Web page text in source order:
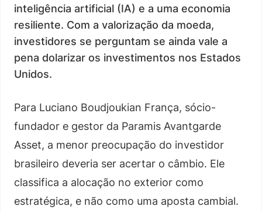
inteligência artificial (IA) e a uma economia
resiliente. Com a valorização da moeda,
investidores se perguntam se ainda vale a
pena dolarizar os investimentos nos Estados
Unidos.
Para Luciano Boudjoukian França, sócio-
fundador e gestor da Paramis Avantgarde
Asset, a menor preocupação do investidor
brasileiro deveria ser acertar o câmbio. Ele
classifica a alocação no exterior como
estratégica, e não como uma aposta cambial.